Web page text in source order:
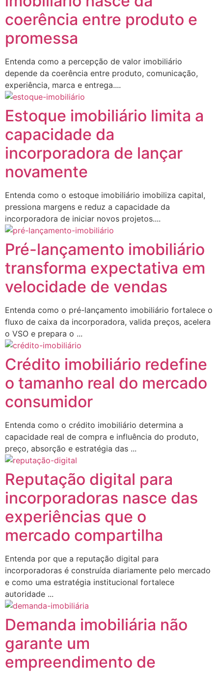
coerência entre produto e
promessa
Entenda como a percepção de valor imobiliário
depende da coerência entre produto, comunicação,
experiência, marca e entrega....
Estoque imobiliário limita a
capacidade da
incorporadora de lançar
novamente
Entenda como o estoque imobiliário imobiliza capital,
pressiona margens e reduz a capacidade da
incorporadora de iniciar novos projetos....
Pré-lançamento imobiliário
transforma expectativa em
velocidade de vendas
Entenda como o pré-lançamento imobiliário fortalece o
fluxo de caixa da incorporadora, valida preços, acelera
o VSO e prepara o ...
Crédito imobiliário redefine
o tamanho real do mercado
consumidor
Entenda como o crédito imobiliário determina a
capacidade real de compra e influência do produto,
preço, absorção e estratégia das ...
Reputação digital para
incorporadoras nasce das
experiências que o
mercado compartilha
Entenda por que a reputação digital para
incorporadoras é construída diariamente pelo mercado
e como uma estratégia institucional fortalece
autoridade ...
Demanda imobiliária não
garante um
empreendimento de